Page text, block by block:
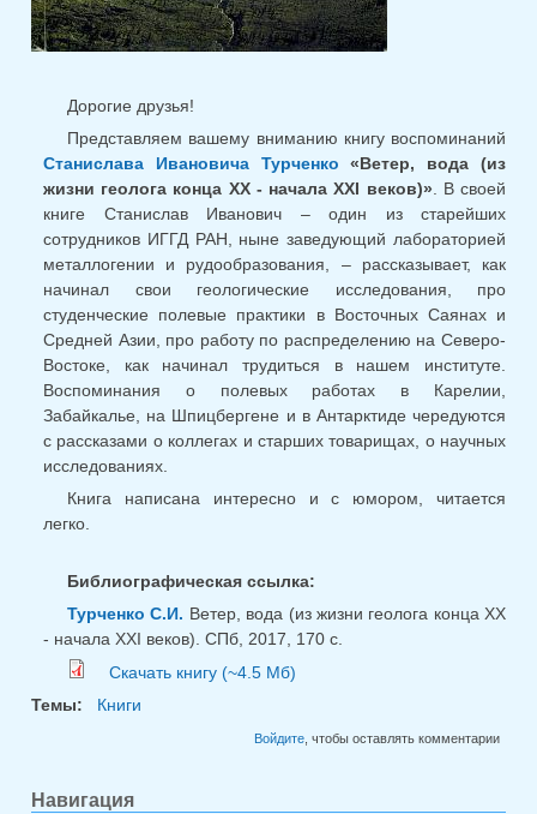
Дорогие друзья!
Представляем вашему вниманию книгу воспоминаний
Станислава Ивановича Турченко «Ветер, вода (из
жизни геолога конца ХХ - начала XXI веков)» . В своей
книге Станислав Иванович – один из старейших
сотрудников ИГГД РАН, ныне заведующий лабораторией
металлогении и рудообразования, – рассказывает, как
начинал свои геологические исследования, про
студенческие полевые практики в Восточных Саянах и
Средней Азии, про работу по распределению на Северо-
Востоке, как начинал трудиться в нашем институте.
Воспоминания о полевых работах в Карелии,
Забайкалье, на Шпицбергене и в Антарктиде чередуются
с рассказами о коллегах и старших товарищах, о научных
исследованиях.
Книга написана интересно и с юмором, читается
легко.
Библиографическая ссылка:
Турченко С.И. Ветер, вода (из жизни геолога конца ХХ
- начала XXI веков). СПб, 2017, 170 с.
Скачать книгу (~4.5 Мб)
Темы:
Книги
Войдите, чтобы оставлять комментарии
Навигация